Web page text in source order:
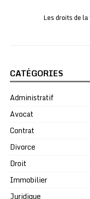
Les droits de
CATÉGORIES
Administratif
Avocat
Contrat
Divorce
Droit
Immobilier
Juridique